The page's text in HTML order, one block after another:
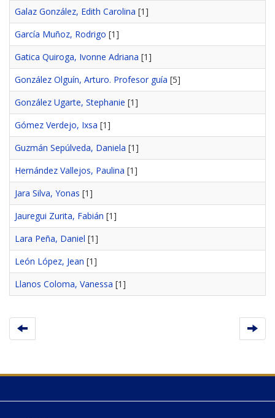
Galaz González, Edith Carolina [1]
García Muñoz, Rodrigo [1]
Gatica Quiroga, Ivonne Adriana [1]
González Olguín, Arturo. Profesor guía [5]
González Ugarte, Stephanie [1]
Gómez Verdejo, Ixsa [1]
Guzmán Sepúlveda, Daniela [1]
Hernández Vallejos, Paulina [1]
Jara Silva, Yonas [1]
Jauregui Zurita, Fabián [1]
Lara Peña, Daniel [1]
León López, Jean [1]
Llanos Coloma, Vanessa [1]